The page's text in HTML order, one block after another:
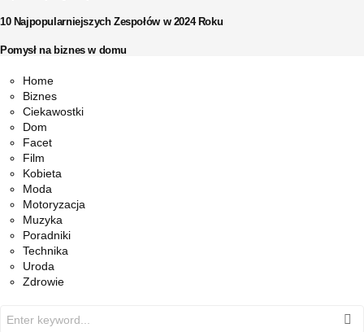
10 Najpopularniejszych Zespołów w 2024 Roku
Pomysł na biznes w domu
Facebook
Twitter
Instagram
Pinterest
Youtube
Snapchat
Home
Biznes
Ciekawostki
Dom
Facet
Film
Kobieta
Moda
Motoryzacja
Muzyka
Poradniki
Technika
Uroda
Zdrowie
for: